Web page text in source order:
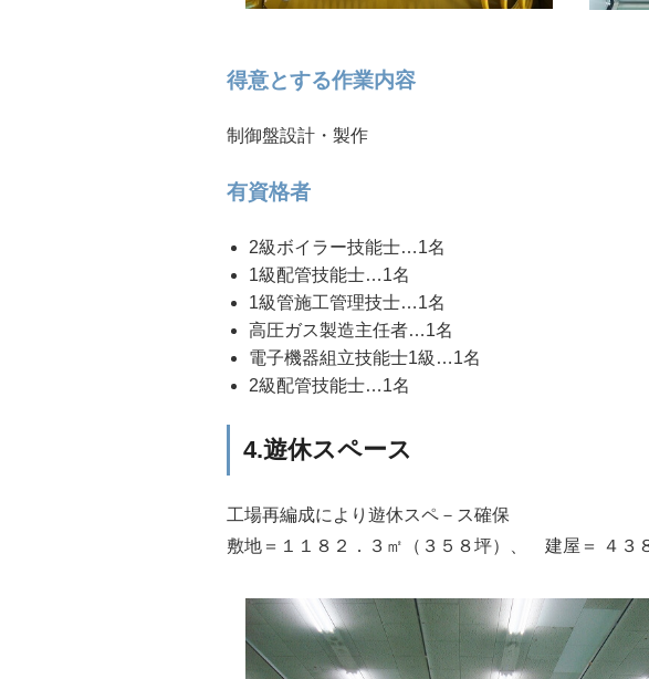
得意とする作業内容
制御盤設計・製作
有資格者
2級ボイラー技能士…1名
1級配管技能士…1名
1級管施工管理技士…1名
高圧ガス製造主任者…1名
電子機器組立技能士1級…1名
2級配管技能士…1名
4.遊休スペース
工場再編成により遊休スペ－ス確保
敷地＝１１８２．３㎡（３５８坪）、 建屋＝ ４３